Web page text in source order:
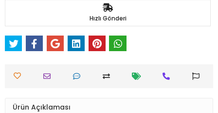
Hızlı Gönderi
Ürün Açıklaması